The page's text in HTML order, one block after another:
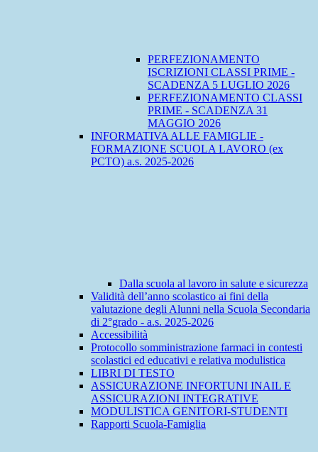
PERFEZIONAMENTO
ISCRIZIONI CLASSI PRIME -
SCADENZA 5 LUGLIO 2026
PERFEZIONAMENTO CLASSI
PRIME - SCADENZA 31
MAGGIO 2026
INFORMATIVA ALLE FAMIGLIE -
FORMAZIONE SCUOLA LAVORO (ex
PCTO) a.s. 2025-2026
Dalla scuola al lavoro in salute e sicurezza
Validità dell’anno scolastico ai fini della
valutazione degli Alunni nella Scuola Secondaria
di 2°grado - a.s. 2025-2026
Accessibilità
Protocollo somministrazione farmaci in contesti
scolastici ed educativi e relativa modulistica
LIBRI DI TESTO
ASSICURAZIONE INFORTUNI INAIL E
ASSICURAZIONI INTEGRATIVE
MODULISTICA GENITORI-STUDENTI
Rapporti Scuola-Famiglia